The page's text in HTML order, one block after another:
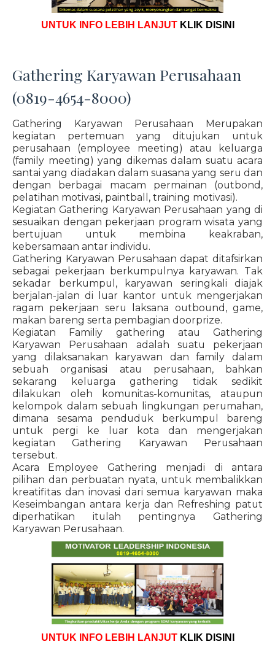
UNTUK INFO LEBIH LANJUT KLIK DISINI
Gathering Karyawan Perusahaan
(0819-4654-8000)
Gathering Karyawan Perusahaan Merupakan
kegiatan pertemuan yang ditujukan untuk
perusahaan (employee meeting) atau keluarga
(family meeting) yang dikemas dalam suatu acara
santai yang diadakan dalam suasana yang seru dan
dengan berbagai macam permainan (outbond,
pelatihan motivasi, paintball, training motivasi).
Kegiatan Gathering Karyawan Perusahaan yang di
sesuaikan dengan pekerjaan program wisata yang
bertujuan untuk membina keakraban,
kebersamaan antar individu.
Gathering Karyawan Perusahaan dapat ditafsirkan
sebagai pekerjaan berkumpulnya karyawan. Tak
sekadar berkumpul, karyawan seringkali diajak
berjalan-jalan di luar kantor untuk mengerjakan
ragam pekerjaan seru laksana outbound, game,
makan bareng serta pembagian doorprize.
Kegiatan Familiy gathering atau Gathering
Karyawan Perusahaan adalah suatu pekerjaan
yang dilaksanakan karyawan dan family dalam
sebuah organisasi atau perusahaan, bahkan
sekarang keluarga gathering tidak sedikit
dilakukan oleh komunitas-komunitas, ataupun
kelompok dalam sebuah lingkungan perumahan,
dimana sesama penduduk berkumpul bareng
untuk pergi ke luar kota dan mengerjakan
kegiatan Gathering Karyawan Perusahaan
tersebut.
Acara Employee Gathering menjadi di antara
pilihan dan perbuatan nyata, untuk membalikkan
kreatifitas dan inovasi dari semua karyawan maka
Keseimbangan antara kerja dan Refreshing patut
diperhatikan itulah pentingnya Gathering
Karyawan Perusahaan.
UNTUK INFO LEBIH LANJUT KLIK DISINI